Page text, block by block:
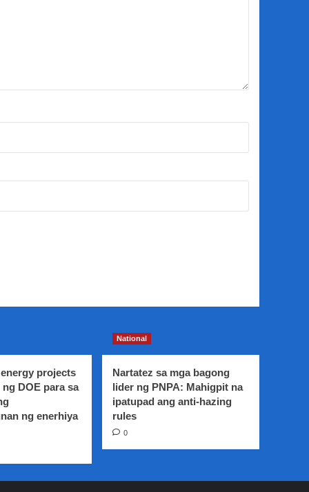
projects
DOE para sa
ng enerhiya
National
Nartatez sa mga bagong
lider ng PNPA: Mahigpit na
ipatupad ang anti-hazing
rules
0